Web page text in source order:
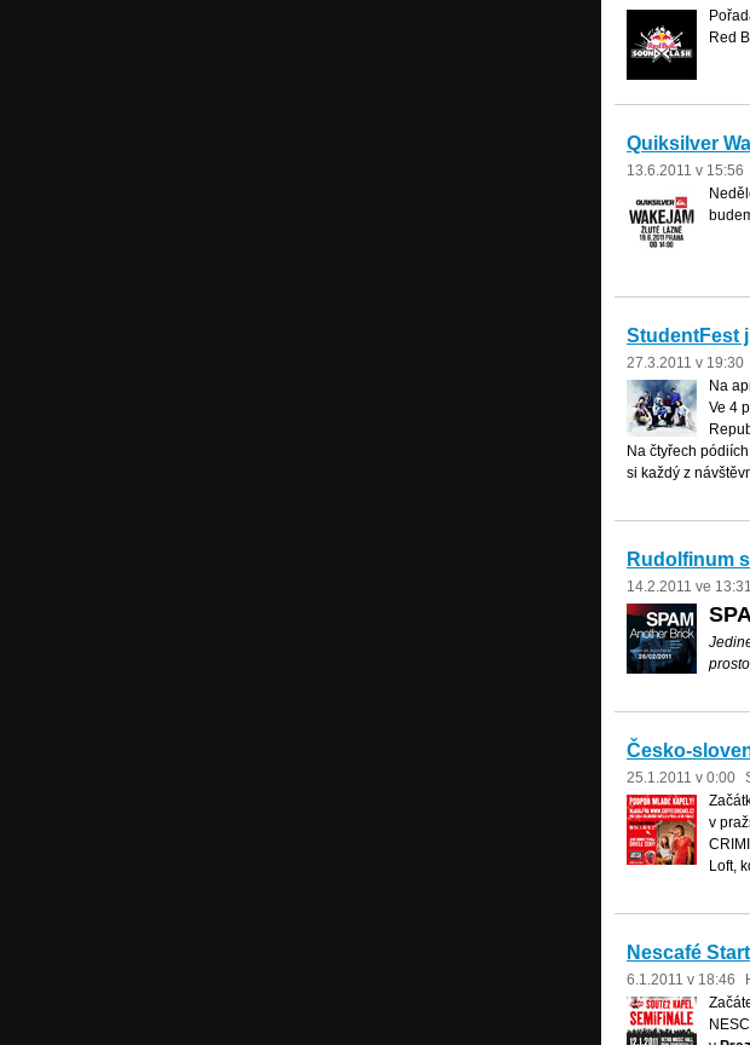
Red
Quiksilver
13.6.2011 v 15:56
StudentFest
27.3.2011 v 19:30
Na
Ve 4
Na čtyřech
si každý z
Rudolfinum
14.2.2011 ve 13:31
Česko-
25.1.2011 v 0:00
v
Loft,
Nescafé
6.1.2011 v 18:46